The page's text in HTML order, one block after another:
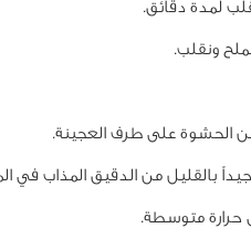
لمدة دقائق.
ونقلب.
الحشوة على طرف العجينة.
بالقليل من الدقيق المذاب في
حرارة متوسطة.